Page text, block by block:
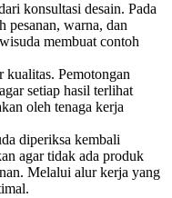
konsultasi desain. Pada
pesanan, warna, dan
membuat contoh
kualitas. Pemotongan
setiap hasil terlihat
oleh tenaga kerja
diperiksa kembali
agar tidak ada produk
Melalui alur kerja yang